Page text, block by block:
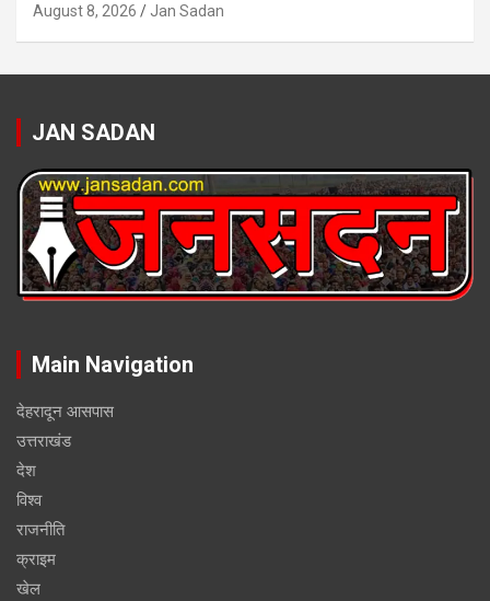
August 8, 2026 Jan Sadan
JAN SADAN
Main Navigation
देहरादून आसपास
उत्तराखंड
देश
विश्व
राजनीति
क्राइम
खेल